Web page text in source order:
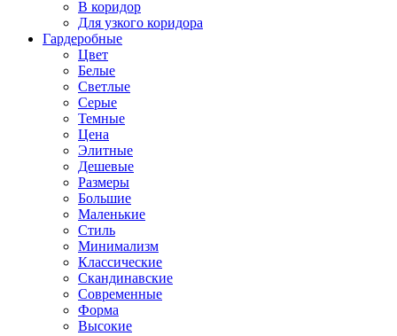
В коридор
Для узкого коридора
Гардеробные
Цвет
Белые
Светлые
Серые
Темные
Цена
Элитные
Дешевые
Размеры
Большие
Маленькие
Стиль
Минимализм
Классические
Скандинавские
Современные
Форма
Высокие